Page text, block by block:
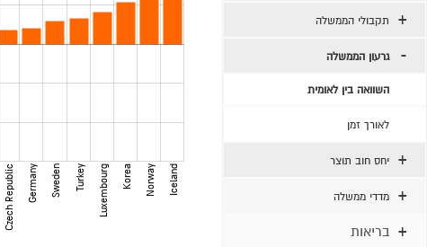
תקבולי הממשלה
גרעון הממשלה
השוואה בין לאומית
לאורך זמן
יחס חוב תוצר
מדדי ממשלה
בריאות
Czech Republic Germany Sweden Turkey Luxembourg Korea Norway Iceland